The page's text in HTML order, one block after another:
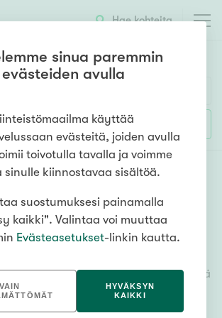
Hae kohteita
3h 4h 5h+
ja paritalot Kokkola
rivitalot ja paritalot Kokkola
suurempaa tai pienempää
asuntovaihtoehdot ja erittäin
verkosto varmistavat, että
osaaminen ja tieto. Katso
rivitalot ja paritalot Kokkola
sinua paremmin
evästeiden avulla
käyttää
evästeitä, joiden avulla
toivotulla tavalla ja voimme
sinulle kiinnostavaa sisältöä.
suostumuksesi painamalla
kaikki". Valintaa voi muuttaa
Evästeasetukset-linkin kautta.
VAIN
HYVÄKSYN
KAIKKI